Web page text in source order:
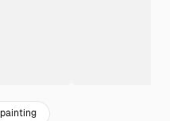
painting